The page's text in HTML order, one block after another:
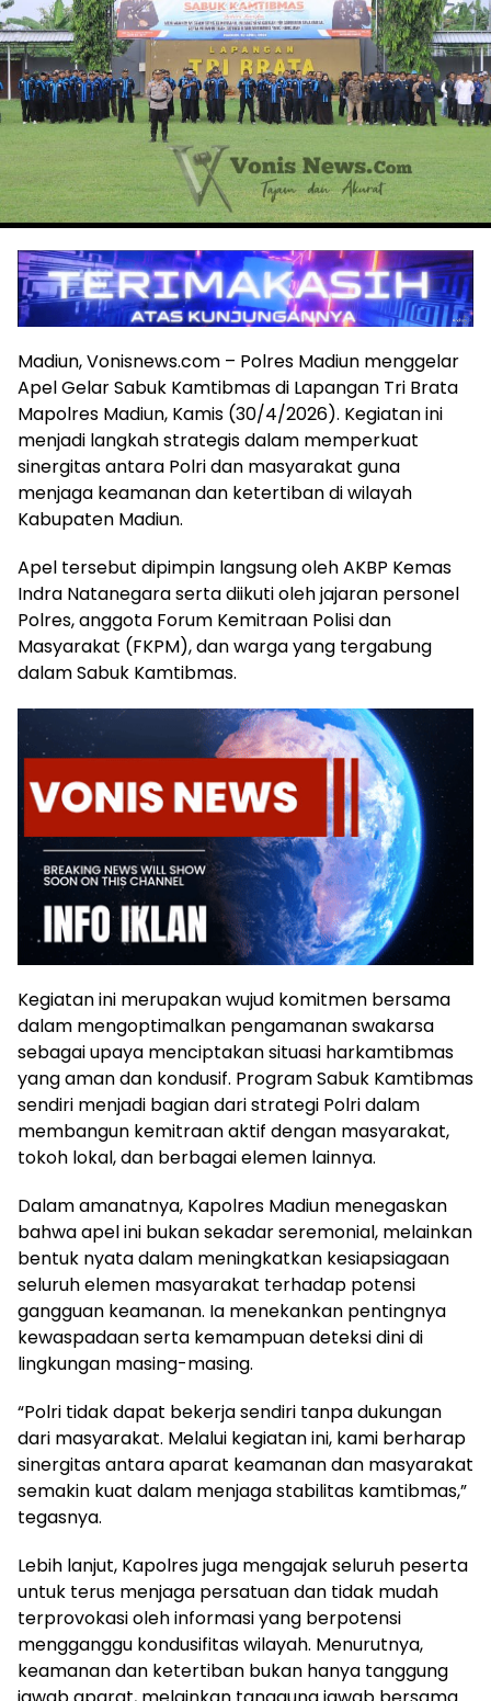
Madiun, Vonisnews.com – Polres Madiun menggelar
Apel Gelar Sabuk Kamtibmas di Lapangan Tri Brata
Mapolres Madiun, Kamis (30/4/2026). Kegiatan ini
menjadi langkah strategis dalam memperkuat
sinergitas antara Polri dan masyarakat guna
menjaga keamanan dan ketertiban di wilayah
Kabupaten Madiun.
Apel tersebut dipimpin langsung oleh AKBP Kemas
Indra Natanegara serta diikuti oleh jajaran personel
Polres, anggota Forum Kemitraan Polisi dan
Masyarakat (FKPM), dan warga yang tergabung
dalam Sabuk Kamtibmas.
Kegiatan ini merupakan wujud komitmen bersama
dalam mengoptimalkan pengamanan swakarsa
sebagai upaya menciptakan situasi harkamtibmas
yang aman dan kondusif. Program Sabuk Kamtibmas
sendiri menjadi bagian dari strategi Polri dalam
membangun kemitraan aktif dengan masyarakat,
tokoh lokal, dan berbagai elemen lainnya.
Dalam amanatnya, Kapolres Madiun menegaskan
bahwa apel ini bukan sekadar seremonial, melainkan
bentuk nyata dalam meningkatkan kesiapsiagaan
seluruh elemen masyarakat terhadap potensi
gangguan keamanan. Ia menekankan pentingnya
kewaspadaan serta kemampuan deteksi dini di
lingkungan masing-masing.
“Polri tidak dapat bekerja sendiri tanpa dukungan
dari masyarakat. Melalui kegiatan ini, kami berharap
sinergitas antara aparat keamanan dan masyarakat
semakin kuat dalam menjaga stabilitas kamtibmas,”
tegasnya.
Lebih lanjut, Kapolres juga mengajak seluruh peserta
untuk terus menjaga persatuan dan tidak mudah
terprovokasi oleh informasi yang berpotensi
mengganggu kondusifitas wilayah. Menurutnya,
keamanan dan ketertiban bukan hanya tanggung